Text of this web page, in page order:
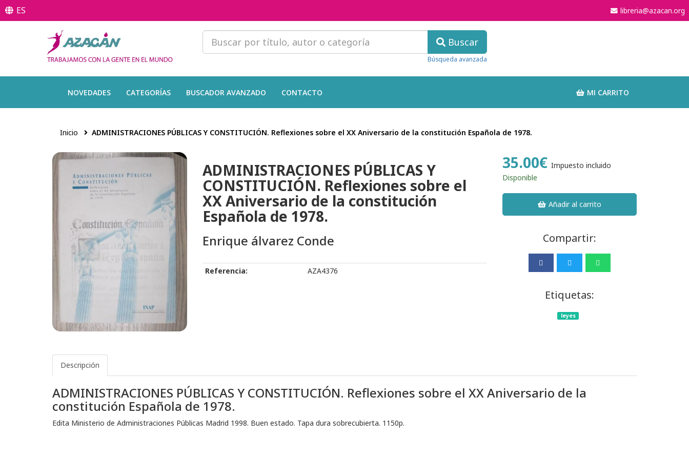
ES libreria@azacan.org
Buscar
Búsqueda avanzada
NOVEDADES CATEGORÍAS BUSCADOR AVANZADO CONTACTO MI CARRITO
Inicio ADMINISTRACIONES PÚBLICAS Y CONSTITUCIÓN. Reflexiones sobre el XX Aniversario de la constitución Española de 1978.
ADMINISTRACIONES PÚBLICAS Y
CONSTITUCIÓN. Reflexiones sobre el
XX Aniversario de la constitución
Española de 1978.
Enrique álvarez Conde
Referencia: AZA4376
35.00€ Impuesto incluido
Disponible
Añadir al carrito
Compartir:
Etiquetas:
leyes
Descripción
ADMINISTRACIONES PÚBLICAS Y CONSTITUCIÓN. Reflexiones sobre el XX Aniversario de la
constitución Española de 1978.
Edita Ministerio de Administraciones Públicas Madrid 1998. Buen estado. Tapa dura sobrecubierta. 1150p.